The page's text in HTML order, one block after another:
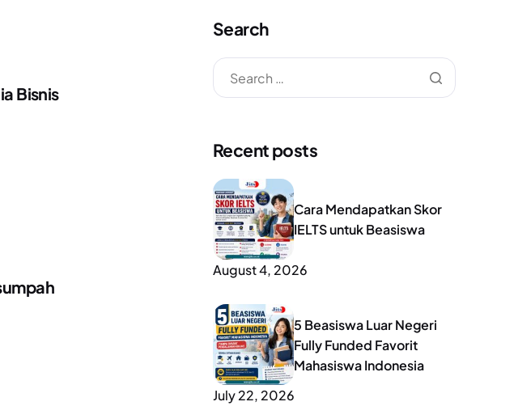
Bisnis
Search
Recent posts
Cara Mendapatkan Skor
IELTS untuk Beasiswa
August 4, 2026
5 Beasiswa Luar Negeri
Fully Funded Favorit
Mahasiswa Indonesia
July 22, 2026